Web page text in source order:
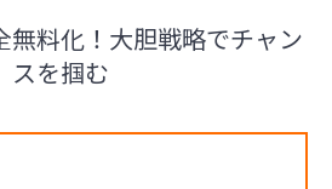
無料化！大胆戦略でチャン
スを掴む